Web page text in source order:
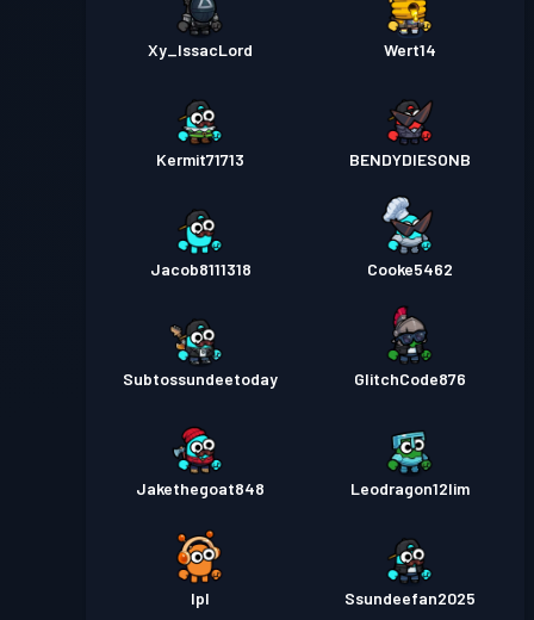
Xy_IssacLord Wert14
Kermit71713 BENDYDIESONB
Jacob8111318 Cooke5462
Subtossundeetoday GlitchCode876
Jakethegoat848 Leodragon12lim
Ipl Ssundeefan2025